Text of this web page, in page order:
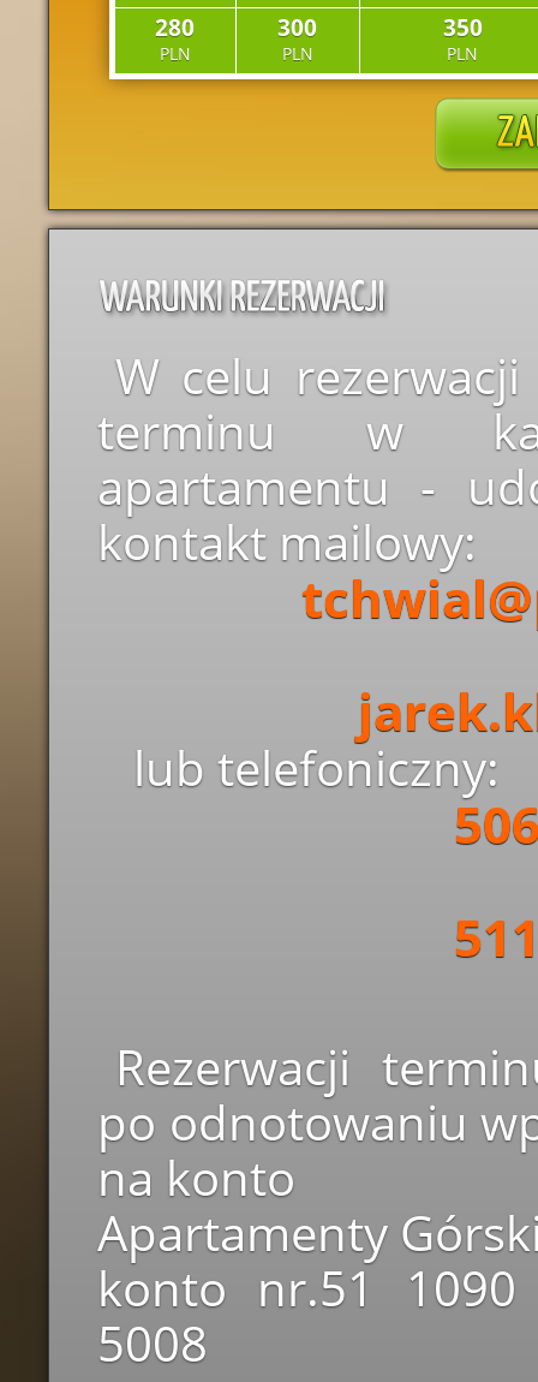
280
PLN
300
PLN
350
PLN
W celu
terminu w
apartamentu -
kontakt mailowy:
lub telefoniczny:
Rezerwacji
po odnotowaniu
na konto
Apartamenty
konto nr.51
5008